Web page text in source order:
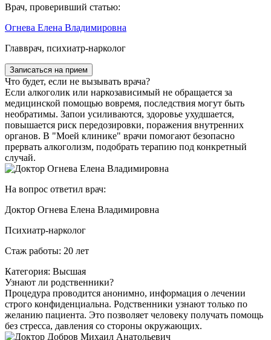
Врач, проверивший статью:
Огнева Елена Владимировна
Главврач, психиатр-нарколог
Записаться на прием
Что будет, если не вызывать врача?
Если алкоголик или наркозависимый не обращается за
медицинской помощью вовремя, последствия могут быть
необратимы. Запои усиливаются, здоровье ухудшается,
повышается риск передозировки, поражения внутренних
органов. В "Моей клинике" врачи помогают безопасно
прервать алкоголизм, подобрать терапию под конкретный
случай.
На вопрос ответил врач:
Доктор Огнева Елена Владимировна
Психиатр-нарколог
Стаж работы: 20 лет
Категория: Высшая
Узнают ли родственники?
Процедура проводится анонимно, информация о лечении
строго конфиденциальна. Родственники узнают только по
желанию пациента. Это позволяет человеку получать помощь
без стресса, давления со стороны окружающих.